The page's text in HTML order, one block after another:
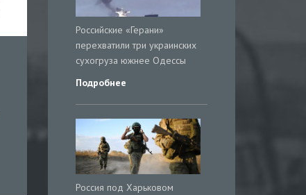
Российские «Герани»
перехватили три украинских
сухогруза южнее Одессы
Подробнее
Россия под Харьковом